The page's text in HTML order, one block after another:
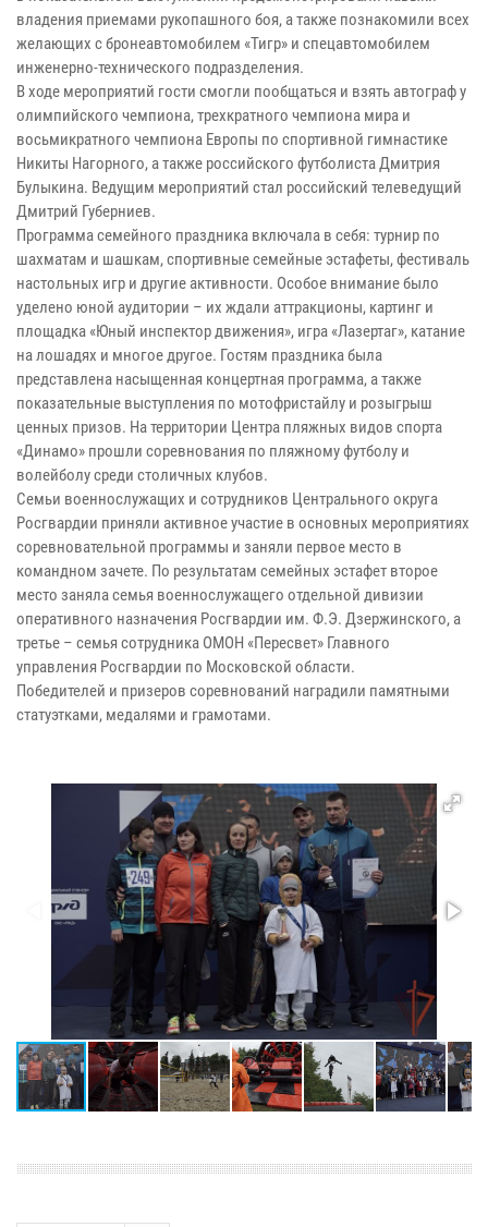
владения приемами рукопашного боя, а также познакомили всех
желающих с бронеавтомобилем «Тигр» и спецавтомобилем
инженерно-технического подразделения.
В ходе мероприятий гости смогли пообщаться и взять автограф у
олимпийского чемпиона, трехкратного чемпиона мира и
восьмикратного чемпиона Европы по спортивной гимнастике
Никиты Нагорного, а также российского футболиста Дмитрия
Булыкина. Ведущим мероприятий стал российский телеведущий
Дмитрий Губерниев.
Программа семейного праздника включала в себя: турнир по
шахматам и шашкам, спортивные семейные эстафеты, фестиваль
настольных игр и другие активности. Особое внимание было
уделено юной аудитории – их ждали аттракционы, картинг и
площадка «Юный инспектор движения», игра «Лазертаг», катание
на лошадях и многое другое. Гостям праздника была
представлена насыщенная концертная программа, а также
показательные выступления по мотофристайлу и розыгрыш
ценных призов. На территории Центра пляжных видов спорта
«Динамо» прошли соревнования по пляжному футболу и
волейболу среди столичных клубов.
Семьи военнослужащих и сотрудников Центрального округа
Росгвардии приняли активное участие в основных мероприятиях
соревновательной программы и заняли первое место в
командном зачете. По результатам семейных эстафет второе
место заняла семья военнослужащего отдельной дивизии
оперативного назначения Росгвардии им. Ф.Э. Дзержинского, а
третье – семья сотрудника ОМОН «Пересвет» Главного
управления Росгвардии по Московской области.
Победителей и призеров соревнований наградили памятными
статуэтками, медалями и грамотами.